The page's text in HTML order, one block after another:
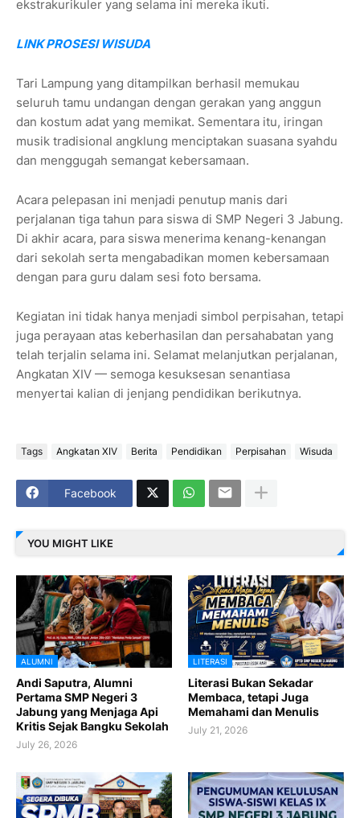
ekstrakurikuler yang selama ini mereka ikuti.
LINK PROSESI WISUDA
Tari Lampung yang ditampilkan berhasil memukau
seluruh tamu undangan dengan gerakan yang anggun
dan kostum adat yang memikat. Sementara itu, iringan
musik tradisional angklung menciptakan suasana syahdu
dan menggugah semangat kebersamaan.
Acara pelepasan ini menjadi penutup manis dari
perjalanan tiga tahun para siswa di SMP Negeri 3 Jabung.
Di akhir acara, para siswa menerima kenang-kenangan
dari sekolah serta mengabadikan momen kebersamaan
dengan para guru dalam sesi foto bersama.
Kegiatan ini tidak hanya menjadi simbol perpisahan, tetapi
juga perayaan atas keberhasilan dan persahabatan yang
telah terjalin selama ini. Selamat melanjutkan perjalanan,
Angkatan XIV — semoga kesuksesan senantiasa
menyertai kalian di jenjang pendidikan berikutnya.
Tags Angkatan XIV Berita Pendidikan Perpisahan Wisuda
Facebook
YOU MIGHT LIKE
ALUMNI
Andi Saputra, Alumni
Pertama SMP Negeri 3
Jabung yang Menjaga Api
Kritis Sejak Bangku Sekolah
July 26, 2026
LITERASI
Literasi Bukan Sekadar
Membaca, tetapi Juga
Memahami dan Menulis
July 21, 2026